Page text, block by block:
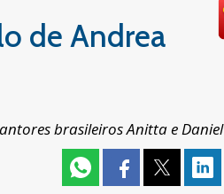
de Andrea
brasileiros Anitta e Daniel